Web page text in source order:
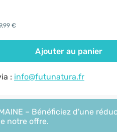
€
Ajouter au panier
: info@futunatura.fr
– Bénéficiez d'une
notre offre.